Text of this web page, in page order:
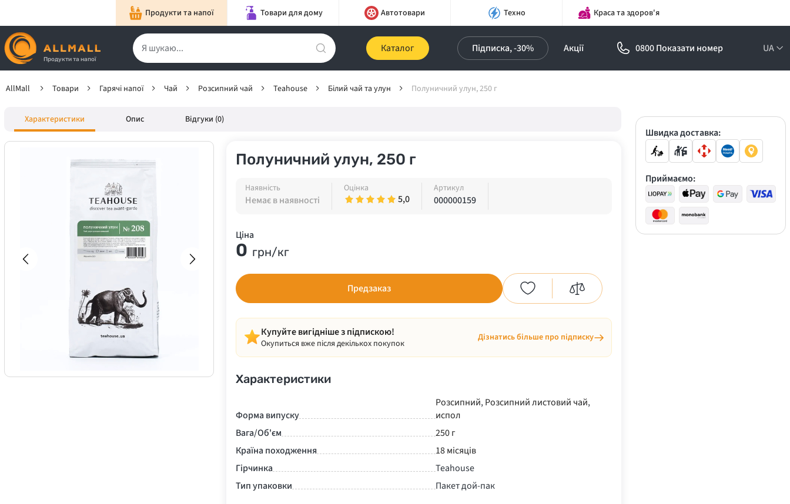
Продукти та напої Товари для дому Автотовари Техно Краса та здоров'я
Продукти та напої
Каталог Підписка, -30% Акції 0800 Показати номер UA
AllMall Товари Гарячі напої Чай Розсипний чай Teahouse Білий чай та улун Полуничний улун, 250 г
Характеристики Опис Відгуки (0)
Полуничний улун, 250 г
Наявність
Немає в наявності
Оцінка
5,0
Артикул
000000159
Ціна
0 грн/кг
Предзаказ
Купуйте вигідніше з підпискою!
Окупиться вже після декількох покупок
Дізнатись більше про підписку
Характеристики
Форма випуску
Розсипний,Розсипний листовий чай,
испол
Вага/Об'єм
250 г
Країна походження
18 місяців
Гірчинка
Teahouse
Тип упаковки
Пакет дой-пак
Знижки до -30%
Швидка доставка:
Приймаємо: